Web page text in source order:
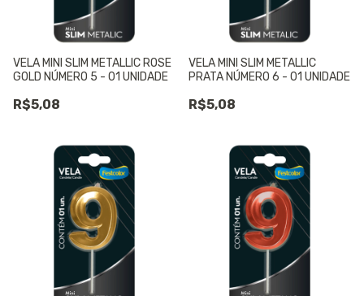
VELA MINI SLIM METALLIC ROSE
GOLD NÚMERO 5 - 01 UNIDADE
R$5,08
VELA MINI SLIM METALLIC
PRATA NÚMERO 6 - 01 UNIDADE
R$5,08